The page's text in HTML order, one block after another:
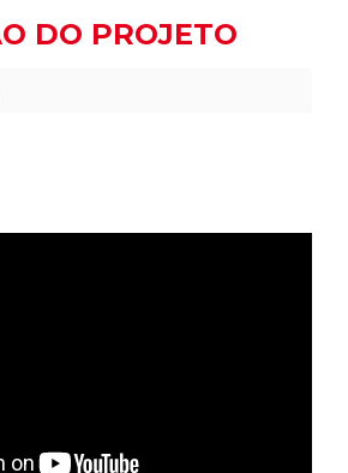
DO PROJETO